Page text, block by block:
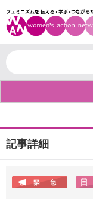
記事詳細